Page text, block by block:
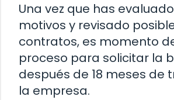
Una vez que has
motivos y revisado
contratos, es momento
proceso para solicitar la
después de 18 meses de
la empresa.